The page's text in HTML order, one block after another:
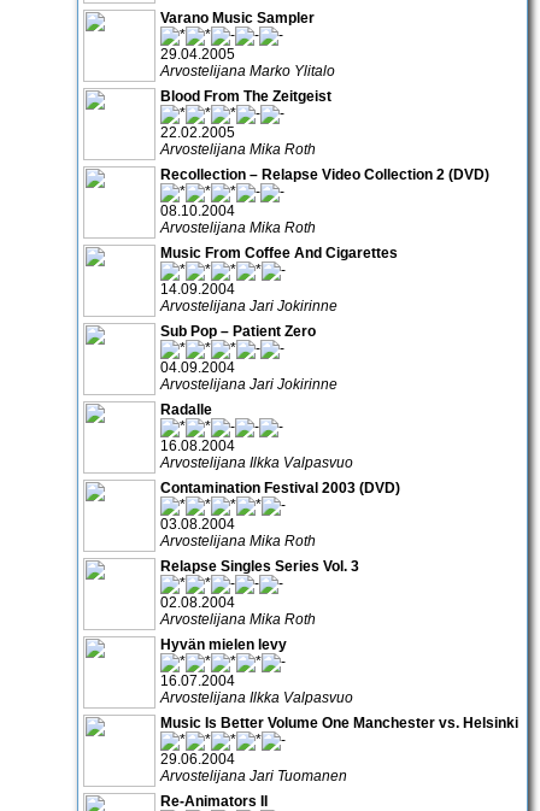
Varano Music Sampler
29.04.2005
Arvostelijana Marko Ylitalo
Blood From The Zeitgeist
22.02.2005
Arvostelijana Mika Roth
Recollection – Relapse Video Collection 2 (DVD)
08.10.2004
Arvostelijana Mika Roth
Music From Coffee And Cigarettes
14.09.2004
Arvostelijana Jari Jokirinne
Sub Pop – Patient Zero
04.09.2004
Arvostelijana Jari Jokirinne
Radalle
16.08.2004
Arvostelijana Ilkka Valpasvuo
Contamination Festival 2003 (DVD)
03.08.2004
Arvostelijana Mika Roth
Relapse Singles Series Vol. 3
02.08.2004
Arvostelijana Mika Roth
Hyvän mielen levy
16.07.2004
Arvostelijana Ilkka Valpasvuo
Music Is Better Volume One Manchester vs. Helsinki
29.06.2004
Arvostelijana Jari Tuomanen
Re-Animators II